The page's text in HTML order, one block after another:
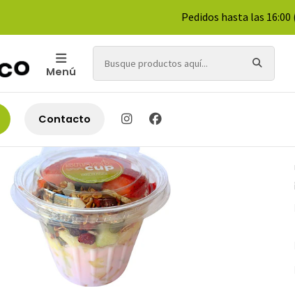
Pedidos hasta las 16:00
Menú
Contacto